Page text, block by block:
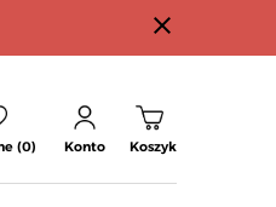
close
(0) Konto Koszyk